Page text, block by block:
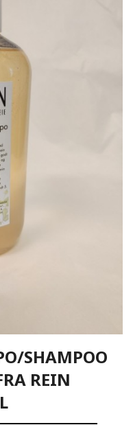
SHAMPOO
REIN